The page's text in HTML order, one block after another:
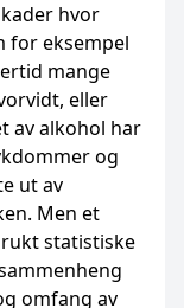
hvor
for eksempel
mange
eller
av alkohol har
og
ut av
Men et
statistiske
omfang av